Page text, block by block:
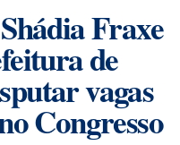
Fraxe
de
vagas
Congresso